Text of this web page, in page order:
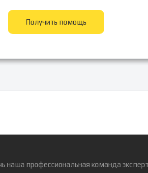
Получить помощь
профессиональная команда